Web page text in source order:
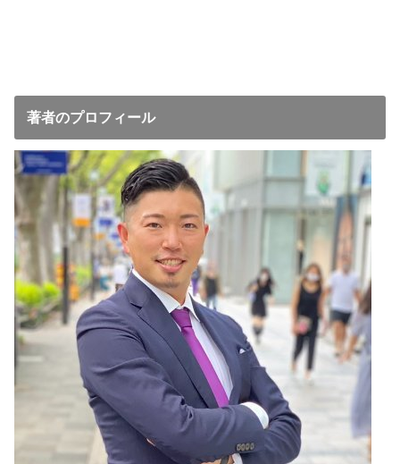
著者のプロフィール